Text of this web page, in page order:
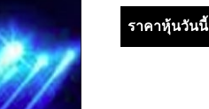
ราคาหุ้นวันนี้